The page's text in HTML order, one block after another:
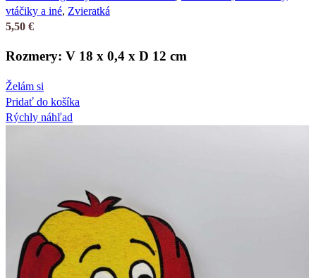
vtáčiky a iné, Zvieratká
5,50 €
Rozmery: V 18 x 0,4 x D 12 cm
Želám si
Pridať do košíka
Rýchly náhľad